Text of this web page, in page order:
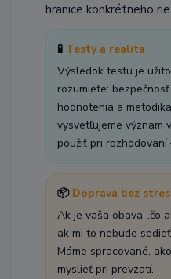
hranice konkrétneho
🧪 Testy a realita
Výsledok testu je
rozumiete:
hodnotenia a
vysvetľujeme význam
použiť pri
📦 Doprava bez
Ak je vaša obava „čo
ak mi to nebude
Máme spracované,
myslieť pri prevzatí.